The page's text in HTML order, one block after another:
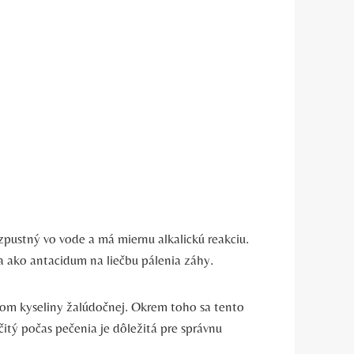
vo vode a má miernu alkalickú reakciu.
antacidum na liečbu pálenia záhy.
kyseliny žalúdočnej. Okrem toho sa tento
počas pečenia je dôležitá pre správnu